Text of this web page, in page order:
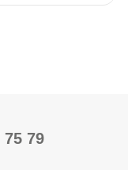
75 79